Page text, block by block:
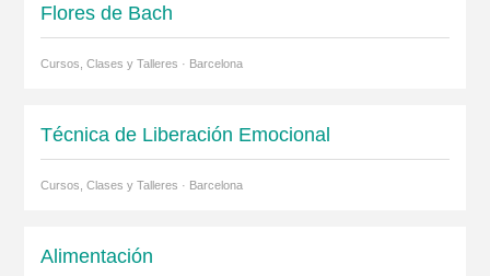
Flores de Bach
Cursos, Clases y Talleres · Barcelona
Técnica de Liberación Emocional
Cursos, Clases y Talleres · Barcelona
Alimentación